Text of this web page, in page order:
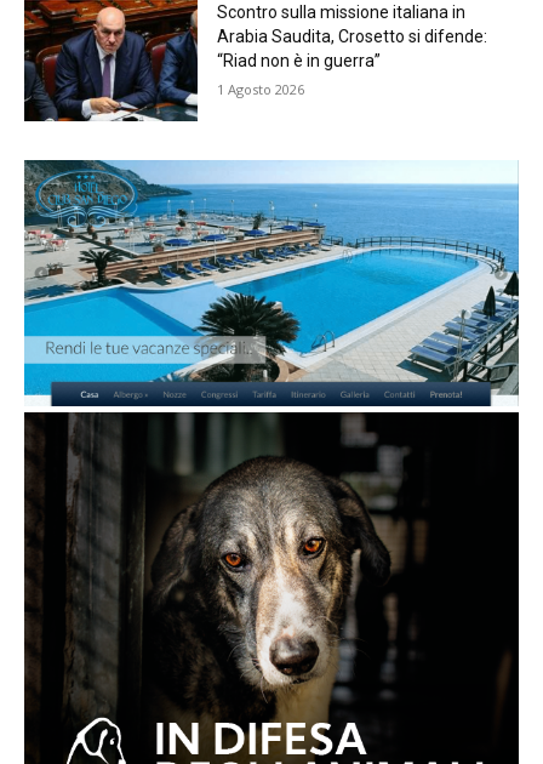
Scontro sulla missione italiana in
Arabia Saudita, Crosetto si difende:
“Riad non è in guerra”
1 Agosto 2026